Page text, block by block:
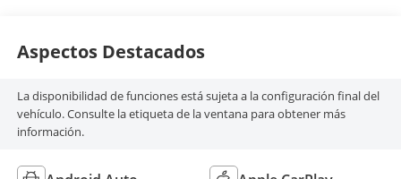
Aspectos Destacados
La disponibilidad de funciones está sujeta a la configuración final del
vehículo. Consulte la etiqueta de la ventana para obtener más
información.